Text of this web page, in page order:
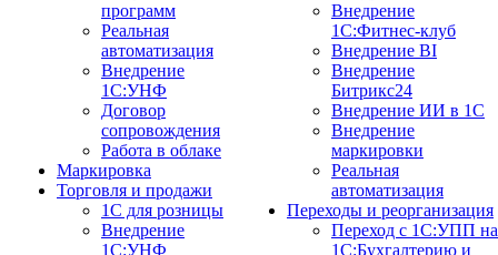
программ
Реальная
автоматизация
Внедрение
1С:УНФ
Договор
сопровождения
Работа в облаке
Маркировка
Торговля и продажи
1С для розницы
Внедрение
1С:УНФ
Внедрение
1С:Фитнес-клуб
Внедрение BI
Внедрение
Битрикс24
Внедрение ИИ в 1С
Внедрение
маркировки
Реальная
автоматизация
Переходы и реорганизация
Переход с 1С:УПП на
1С:Бухгалтерию и